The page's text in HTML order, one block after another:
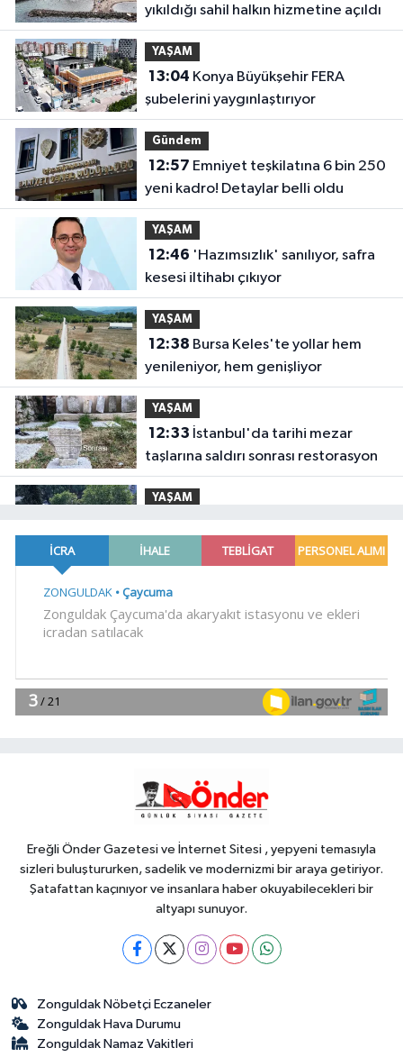
yıkıldığı sahil halkın hizmetine açıldı
YAŞAM
13:04
şubelerini yaygınlaştırıyor
Gündem
12:57
yeni kadro! Detaylar belli oldu
YAŞAM
12:46
kesesi iltihabı çıkıyor
YAŞAM
12:38
yenileniyor, hem genişliyor
YAŞAM
12:33
taşlarına saldırı sonrası restorasyon
YAŞAM
Buldan'a dev yatırım
12:20Yeşilay'dan göçmen gençleri
12:09
sanat Zafer Çarşısı'nda hayat buldu
Ereğli Önder Gazetesi ve İnternet Sitesi , yepyeni temasıyla
sizleri buluştururken, sadelik ve modernizmi bir araya getiriyor.
Şatafattan kaçınıyor ve insanlara haber okuyabilecekleri bir
altyapı sunuyor.
Zonguldak Nöbetçi Eczaneler
Zonguldak Hava Durumu
Zonguldak Namaz Vakitleri